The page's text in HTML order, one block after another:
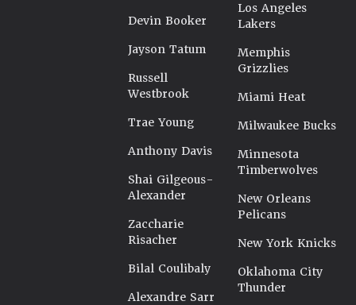
Devin Booker
Jayson Tatum
Russell
Westbrook
Trae Young
Anthony Davis
Shai Gilgeous-
Alexander
Zaccharie
Risacher
Bilal Coulibaly
Alexandre Sarr
Los Angeles
Lakers
Memphis
Grizzlies
Miami Heat
Milwaukee Bucks
Minnesota
Timberwolves
New Orleans
Pelicans
New York Knicks
Oklahoma City
Thunder